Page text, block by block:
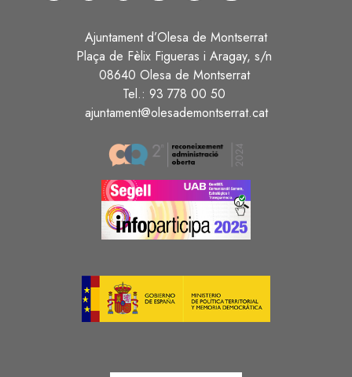
Ajuntament d’Olesa de Montserrat
Plaça de Fèlix Figueras i Aragay, s/n
08640 Olesa de Montserrat
Tel.: 93 778 00 50
ajuntament@olesademontserrat.cat
Image
Image